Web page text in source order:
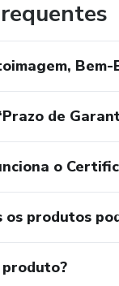
Bem-
de
o
produtos
produto?